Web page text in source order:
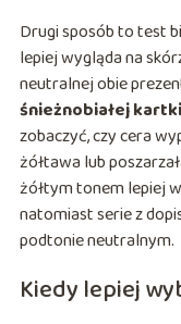
Drugi sposób to test
lepiej wygląda na
neutralnej obie
śnieżnobiałej kartki
zobaczyć, czy cera
żółtawa lub
żółtym tonem lepiej
natomiast serie z
podtonie neutralnym.
Kiedy lepiej